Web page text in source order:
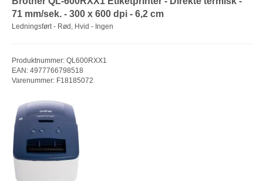
71 mm/sek. - 300 x 600 dpi - 6,2 cm
Ledningsført - Rød, Hvid - Ingen
Produktnummer: QL600RXX1
EAN: 4977766798518
Varenummer: F18185072